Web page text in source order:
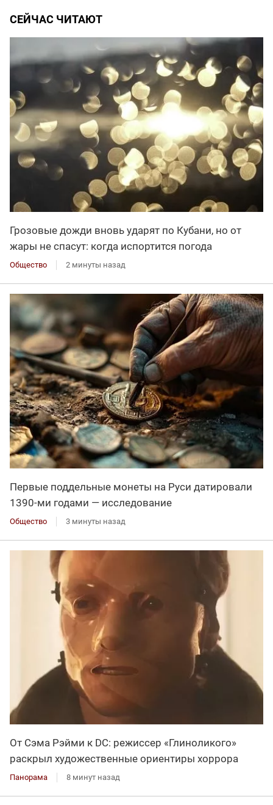
СЕЙЧАС ЧИТАЮТ
Грозовые дожди вновь ударят по Кубани, но от
жары не спасут: когда испортится погода
Общество 2 минуты назад
Первые поддельные монеты на Руси датировали
1390-ми годами — исследование
Общество 3 минуты назад
От Сэма Рэйми к DC: режиссер «Глиноликого»
раскрыл художественные ориентиры хоррора
Панорама 8 минут назад